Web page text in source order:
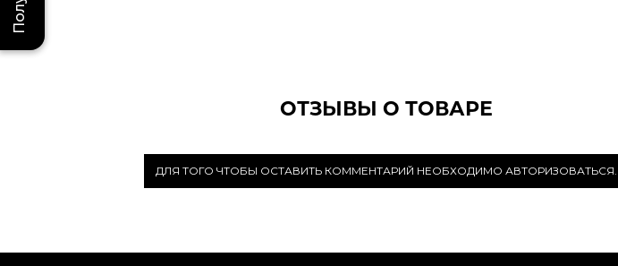
ОТЗЫВЫ О ТОВАРЕ
ДЛЯ ТОГО ЧТОБЫ ОСТАВИТЬ КОММЕНТАРИЙ НЕОБХОДИМО АВТОРИЗОВАТЬСЯ.